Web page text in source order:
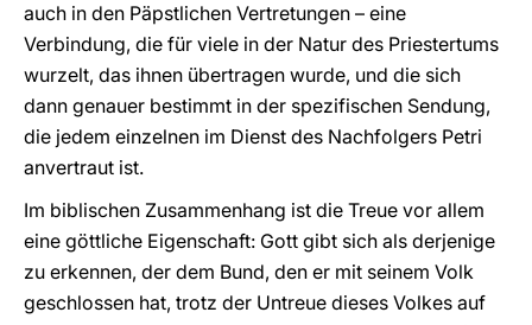
auch in den Päpstlichen Vertretungen – eine
Verbindung, die für viele in der Natur des Priestertums
wurzelt, das ihnen übertragen wurde, und die sich
dann genauer bestimmt in der spezifischen Sendung,
die jedem einzelnen im Dienst des Nachfolgers Petri
anvertraut ist.
Im biblischen Zusammenhang ist die Treue vor allem
eine göttliche Eigenschaft: Gott gibt sich als derjenige
zu erkennen, der dem Bund, den er mit seinem Volk
geschlossen hat, trotz der Untreue dieses Volkes auf